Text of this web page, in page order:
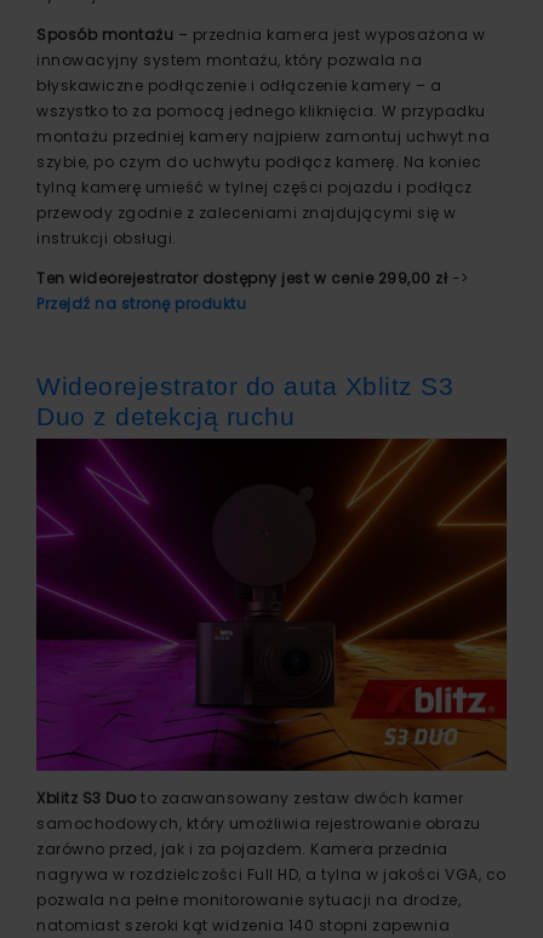
Sposób montażu – przednia kamera jest wyposażona w
innowacyjny system montażu, który pozwala na
błyskawiczne podłączenie i odłączenie kamery – a
wszystko to za pomocą jednego kliknięcia. W przypadku
montażu przedniej kamery najpierw zamontuj uchwyt na
szybie, po czym do uchwytu podłącz kamerę. Na koniec
tylną kamerę umieść w tylnej części pojazdu i podłącz
przewody zgodnie z zaleceniami znajdującymi się w
instrukcji obsługi.
Ten wideorejestrator dostępny jest w cenie 299,00 zł ->
Przejdź na stronę produktu
Wideorejestrator do auta Xblitz S3
Duo z detekcją ruchu
Xblitz S3 Duo to zaawansowany zestaw dwóch kamer
samochodowych, który umożliwia rejestrowanie obrazu
zarówno przed, jak i za pojazdem. Kamera przednia
nagrywa w rozdzielczości Full HD, a tylna w jakości VGA, co
pozwala na pełne monitorowanie sytuacji na drodze,
natomiast szeroki kąt widzenia 140 stopni zapewnia